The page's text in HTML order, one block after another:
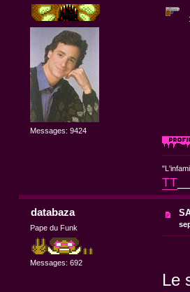
Messages: 9424
TT
databaza
Pape du Funk
Messages: 692
Le